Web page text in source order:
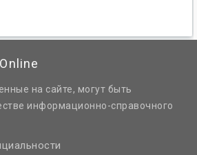
на сайте, могут быть
информационно-справочного